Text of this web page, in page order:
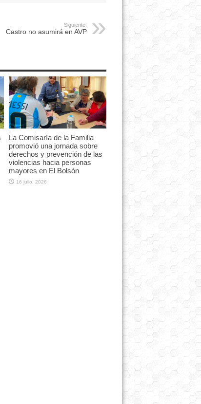
Siguiente:
Castro no asumirá en AVP
La Comisaría de la Familia
promovió una jornada sobre
derechos y prevención de las
violencias hacia personas
mayores en El Bolsón
16 julio, 2026